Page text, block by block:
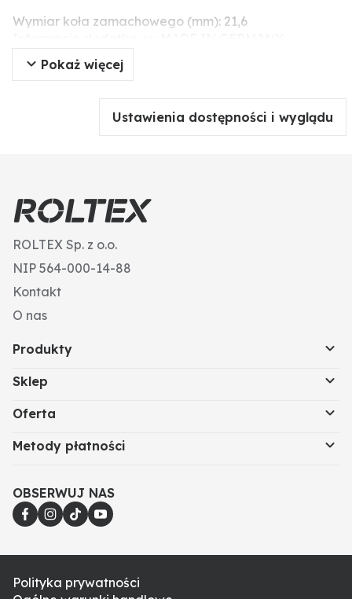
Wymiar koła zamachowego (mm): 21,6
Wymiary (mm): 35 x 38
23 wpustów
Pokaż więcej
Ustawienia dostępności i wyglądu
ROLTEX Sp. z o.o.
NIP 564-000-14-88
Kontakt
O nas
Produkty
Sklep
Oferta
Metody płatności
OBSERWUJ NAS
Polityka prywatności